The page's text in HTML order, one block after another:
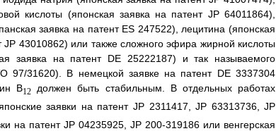
кислоты (японская заявка на патент JP 64011864),
заявка на патент ES 247522), лецитина (японская
JP 43010862) или также сложного эфира жирной кислоты
заявка на патент DE 25222187) и так называемого
97/31620). В немецкой заявке на патент DE 3337304
B12
должен быть стабильным. В отдельных работах
заявки на патент JP 2311417, JP 63313736, JP
на патент JP 04235925, JP 200-319186 или венгерская